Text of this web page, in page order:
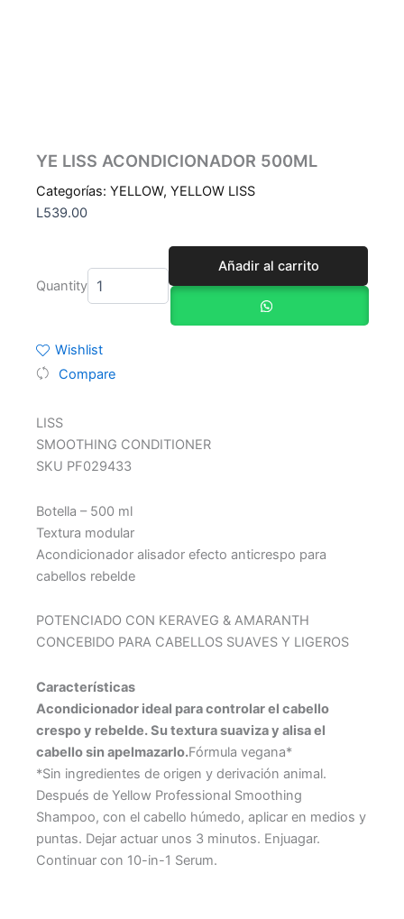
YE LISS ACONDICIONADOR 500ML
Categorías: YELLOW, YELLOW LISS
L539.00
Quantity
LISS
ACONDICIONADOR
500ML
Añadir al carrito
Wishlist
Compare
LISS
SMOOTHING CONDITIONER
SKU PF029433
Botella – 500 ml
Textura modular
Acondicionador alisador efecto anticrespo para
cabellos rebelde
POTENCIADO CON KERAVEG & AMARANTH
CONCEBIDO PARA CABELLOS SUAVES Y LIGEROS
Características
Acondicionador ideal para controlar el cabello
crespo y rebelde. Su textura suaviza y alisa el
cabello sin apelmazarlo.Fórmula vegana*
*Sin ingredientes de origen y derivación animal.
Después de Yellow Professional Smoothing
Shampoo, con el cabello húmedo, aplicar en medios y
puntas. Dejar actuar unos 3 minutos. Enjuagar.
Continuar con 10-in-1 Serum.